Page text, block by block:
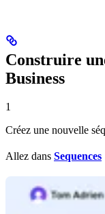
Construire
Business
1
Créez une nouvelle
Allez dans Sequences